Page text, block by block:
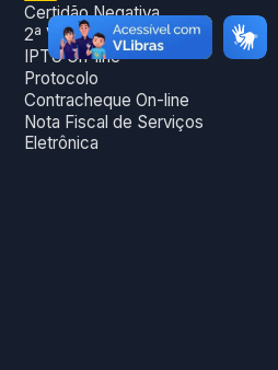
Certidão Negativa
2ª Via Dam
IPTU On-line
Protocolo
Contracheque On-line
Nota Fiscal de Serviços
Eletrônica